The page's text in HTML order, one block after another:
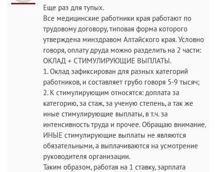
Еще раз для тупых.
Все медицинские работники края работают по
трудовому договору, типовая форма которого
утверждена минздравом Алтайского края. Условно
говоря, оплату друда можно разделить на 2 части:
ОКЛАД + СТИМУЛИРУЮЩИЕ ВЫПЛАТЫ.
1. Оклад зафиксирован для разных категорий
работников, и составляет грубо говоря 5-9 тысяч;
2. К стимулирующим относятся: доплата за
категорию, за стаж, за ученую степень, а так же
иные стимулирующие выплаты, в т.ч. за
интенсивность труда и прочее. Обращаю внимание,
ИНЫЕ стимулирующие выплаты не являются
обязательными, а выплачиваются на усмотрение
руководителя организации.
Таким образом, работая на 1 ставку, зарплата